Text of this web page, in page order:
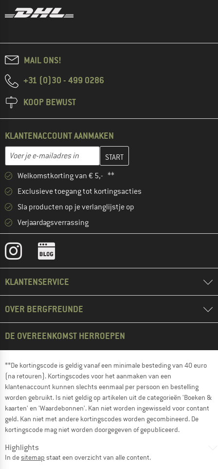
MAIL ONS!
+31 (0)30 - 499 0286
KOOP BEWUST
KLANTENACCOUNT AANMAKEN
Voer je e-mailadres in
Vul je e-mailadres hier in en maak in de volgende stap je
Welkomstkorting van € 5,- **
Exclusieve toegang tot kortingsacties
Sla producten op je verlanglijstje op
Verjaardagsverrassing
KLANTENSERVICE
OVER BERGFREUNDE
DE OVEREENKOMST HERROEPEN
**De kortingscode is geldig vanaf een minimale besteding van 40 euro
(na retouren). Kortingscodes voor het aanmaken van een
klantenaccount kunnen slechts eenmaal per persoon en bestelling
worden gebruikt. Is niet geldig op artikelen uit de categorieën 'Boeken &
kaarten' en 'Waardebonnen'. Kan niet worden ingewisseld voor contant
geld. Kan niet met andere kortingscodes worden gecombineerd. De
kortingscode mag niet worden doorgegeven of gepubliceerd.
Highlights
In desitemap staat een overzicht van alle content.